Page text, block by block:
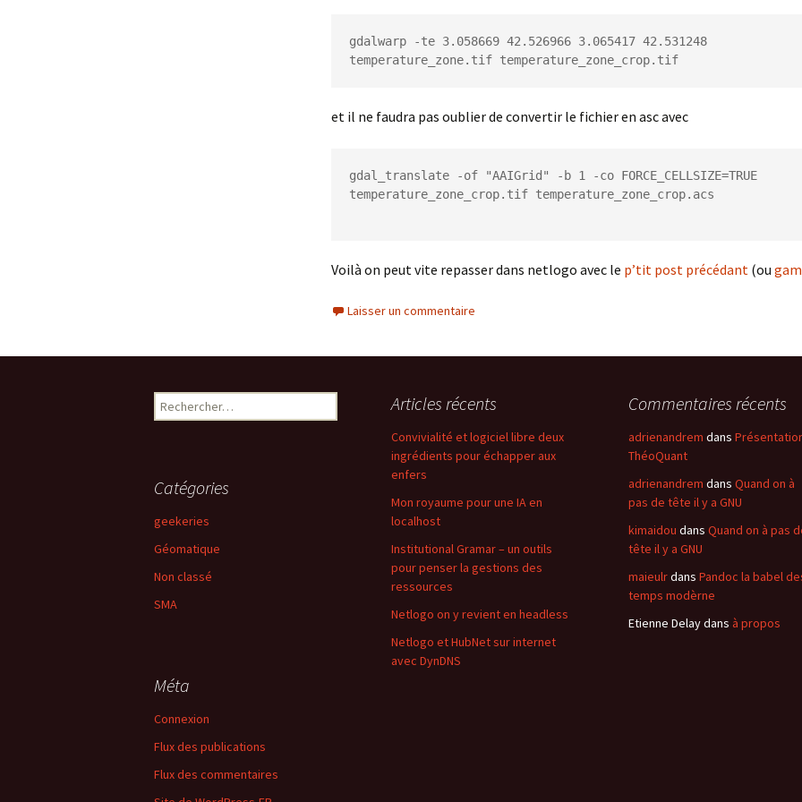
gdalwarp -te 3.058669 42.526966 3.065417 42.531248
temperature_zone.tif temperature_zone_crop.tif
et il ne faudra pas oublier de convertir le fichier en asc avec
gdal_translate -of "AAIGrid" -b 1 -co FORCE_CELLSIZE=TRUE
temperature_zone_crop.tif temperature_zone_crop.acs
Voilà on peut vite repasser dans netlogo avec le p’tit post précédant (ou
Laisser un commentaire
Rechercher : Articles récents
Convivialité et logiciel libre deux
ingrédients pour échapper aux
enfers
Mon royaume pour une IA en
localhost
Institutional Gramar – un outils
pour penser la gestions des
ressources
Netlogo on y revient en headless
Netlogo et HubNet sur internet
avec DynDNS
Commentaires récents
adrienandrem dans
ThéoQuant
adrienandrem dans Quand on à
pas de tête il y a GNU
kimaidou dans Quand on à pas
tête il y a GNU
maieulrdans Pandoc la babel
temps modèrne
Etienne Delaydans à propos
Catégories
geekeries
Géomatique
Non classé
SMA
Méta
Connexion
Flux des publications
Flux des commentaires